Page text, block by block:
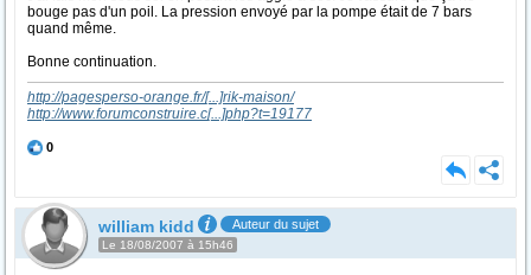
bouge pas d'un poil. La pression envoyé par la pompe était de 7 bars
quand même.
Bonne continuation.
http://pagesperso-orange.fr/[...]rik-maison/
http://www.forumconstruire.c[...]php?t=19177
0
william kidd Auteur du sujet
Le 18/08/2007 à 15h46